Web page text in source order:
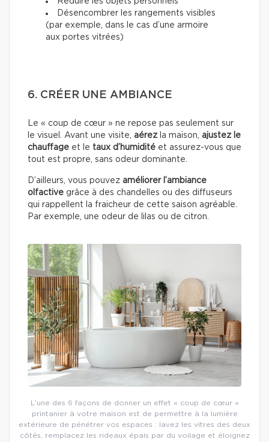
Désencombrer les rangements visibles
(par exemple, dans le cas d’une armoire
aux portes vitrées)
6. CRÉER UNE AMBIANCE
Le « coup de cœur » ne repose pas seulement sur
le visuel. Avant une visite, aérez la maison, ajustez le
chauffage et le taux d’humidité et assurez-vous que
tout est propre, sans odeur dominante.
D’ailleurs, vous pouvez améliorer l’ambiance
olfactive grâce à des chandelles ou des diffuseurs
qui rappellent la fraicheur de cette saison agréable.
Par exemple, une odeur de lilas ou de citron.
L’une des 6 façons de donner un effet « coup de cœur »
printanier à votre maison est de permettre à la lumière
extérieure de pénétrer vos espaces : lavez les vitres des deux
côtés, remplacez les rideaux épais par du voilage et éloignez